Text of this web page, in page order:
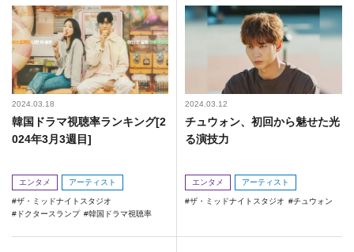
2024.03.18
韓国ドラマ視聴率ランキング[2
024年3月3週目]
エンタメ アーティスト
ザ・ミッドナイトスタジオ
ドクタースランプ
韓国ドラマ視聴率
2024.03.12
チュウォン、初回から魅せた光
る演技力
エンタメ アーティスト
ザ・ミッドナイトスタジオ チュウォン